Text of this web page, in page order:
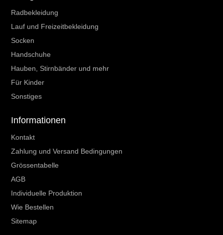
Radbekleidung
Lauf und Freizeitbekleidung
Socken
Handschuhe
Hauben, Stirnbänder und mehr
Für Kinder
Sonstiges
Informationen
Kontakt
Zahlung und Versand Bedingungen
Grössentabelle
AGB
Individuelle Produktion
Wie Bestellen
Sitemap